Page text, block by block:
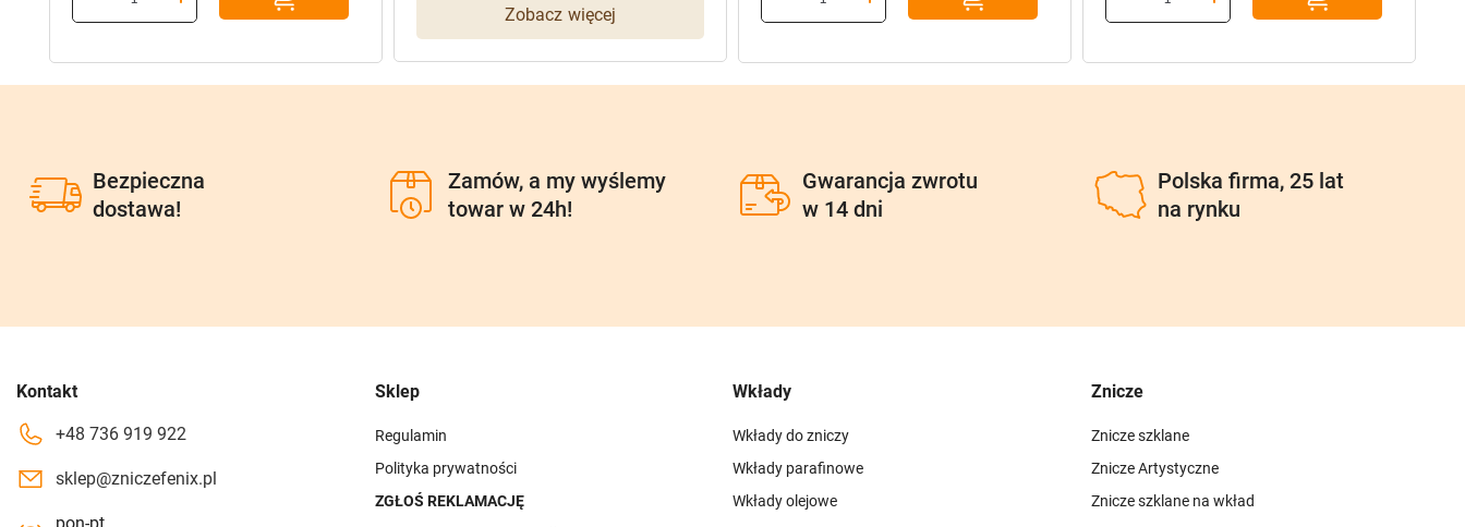
Zobacz więcej
Bezpieczna
dostawa!
Zamów, a my wyślemy
towar w 24h!
Gwarancja zwrotu
w 14 dni
Polska firma, 25 lat
na rynku
Kontakt
+48 736 919 922
sklep@zniczefenix.pl
Sklep
Regulamin
Polityka prywatności
ZGŁOŚ REKLAMACJĘ
Wkłady
Wkłady do zniczy
Wkłady parafinowe
Wkłady olejowe
Znicze
Znicze szklane
Znicze Artystyczne
Znicze szklane na wkład